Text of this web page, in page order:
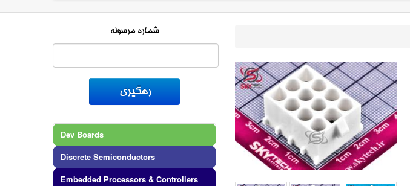
شماره مرسوله
Dev Boards
Discrete Semiconductors
Embedded Processors & Controllers